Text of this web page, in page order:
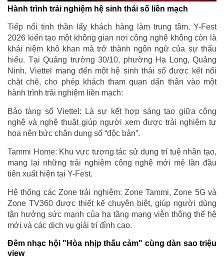
Hành trình trải nghiệm hệ sinh thái số liền mạch
Tiếp nối tinh thần lấy khách hàng làm trung tâm, Y-Fest
2026 kiến tạo một không gian nơi công nghệ không còn là
khái niệm khô khan mà trở thành ngôn ngữ của sự thấu
hiểu. Tại Quảng trường 30/10, phường Hạ Long, Quảng
Ninh, Viettel mang đến một hệ sinh thái số được kết nối
chặt chẽ, cho phép khách tham quan dấn thân vào một
hành trình trải nghiệm liền mạch:
Bảo tàng số Viettel: Là sự kết hợp sáng tạo giữa công
nghệ và nghệ thuật giúp người xem được trải nghiệm tự
họa nên bức chân dung số “độc bản”.
Tammi Home: Khu vực tương tác sử dụng trí tuệ nhân tạo,
mang lại những trải nghiệm công nghệ mới mẻ lần đầu
tiên xuất hiện tại Y-Fest.
Hệ thống các Zone trải nghiệm: Zone Tammi, Zone 5G và
Zone TV360 được thiết kế chuyên biệt, giúp người dùng
tận hưởng sức mạnh của hạ tầng mạng viễn thông thế hệ
mới và các dịch vụ giải trí đỉnh cao.
Đêm nhạc hội "Hòa nhịp thấu cảm" cùng dàn sao triệu
view